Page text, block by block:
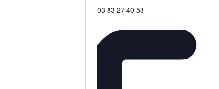
Téléphone
03 83 27 40 53